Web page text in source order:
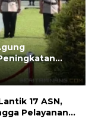
17 ASN,
Pelayanan